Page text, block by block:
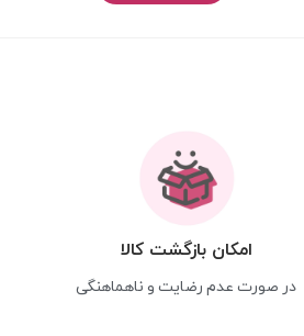
امکان بازگشت کالا
در صورت عدم رضایت و ناهماهنگی